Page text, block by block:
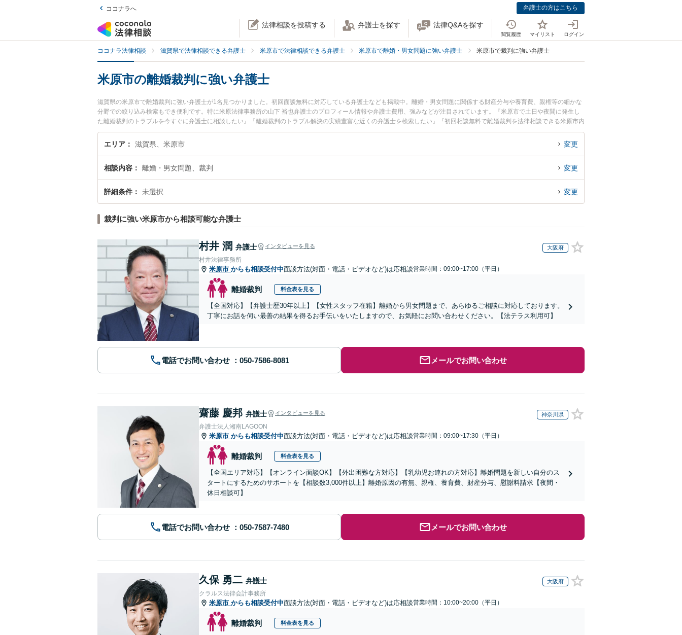
ココナラへ 弁護士の方はこちら
法律相談を投稿する 弁護士を探す 法律Q&Aを探す
閲覧履歴 マイリスト ログイン
ココナラ法律相談 滋賀県で法律相談できる弁護士 米原市で法律相談できる弁護士 米原市で離婚・男女問題に強い弁護士 米原市で裁判に強い弁護士
米原市の離婚裁判に強い弁護士
滋賀県の米原市で離婚裁判に強い弁護士が1名見つかりました。初回面談無料に対応している弁護士なども掲載中。離婚・男女問題に関係する財産分与や養育費、親権等の細かな
分野での絞り込み検索もでき便利です。特に米原法律事務所の山下 裕也弁護士のプロフィール情報や弁護士費用、強みなどが注目されています。『米原市で土日や夜間に発生し
た離婚裁判のトラブルを今すぐに弁護士に相談したい』『離婚裁判のトラブル解決の実績豊富な近くの弁護士を検索したい』『初回相談無料で離婚裁判を法律相談できる米原市内
の弁護士に相談予約したい』などでお困りの相談者さんにおすすめです。
エリア 滋賀県、米原市 変更
相談内容 離婚・男女問題、裁判 変更
詳細条件 未選択 変更
裁判に強い米原市から相談可能な弁護士
村井 潤 弁護士 インタビューを見る 大阪府
村井法律事務所
米原市 からも相談受付中面談方法(対面・電話・ビデオなど)は応相談営業時間：09:00~17:00（平日）
離婚裁判 料金表を見る
【全国対応】【弁護士歴30年以上】【女性スタッフ在籍】離婚から男女問題まで、あらゆるご相談に対応しております。
丁寧にお話を伺い最善の結果を得るお手伝いをいたしますので、お気軽にお問い合わせください。【法テラス利用可】
電話でお問い合わせ メールでお問い合わせ
齋藤 慶邦 弁護士 インタビューを見る 神奈川県
弁護士法人湘南LAGOON
米原市 からも相談受付中面談方法(対面・電話・ビデオなど)は応相談営業時間：09:00~17:30（平日）
離婚裁判 料金表を見る
【全国エリア対応】【オンライン面談OK】【外出困難な方対応】【乳幼児お連れの方対応】離婚問題を新しい自分のス
タートにするためのサポートを【相談数3,000件以上】離婚原因の有無、親権、養育費、財産分与、慰謝料請求【夜間・
休日相談可】
電話でお問い合わせ メールでお問い合わせ
久保 勇二 弁護士 大阪府
クラルス法律会計事務所
米原市 からも相談受付中面談方法(対面・電話・ビデオなど)は応相談営業時間：10:00~20:00（平日）
離婚裁判 料金表を見る